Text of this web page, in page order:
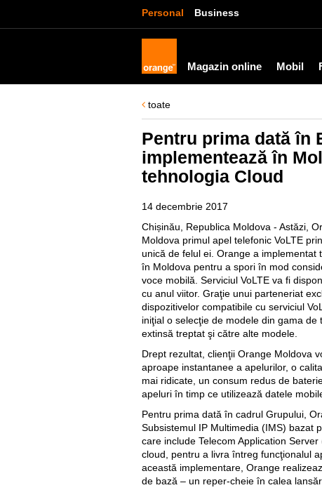
Personal Business
Magazin online Mobil
toate
Pentru prima dată în
implementează în
tehnologia Cloud
14 decembrie 2017
Chișinău, Republica Moldova - Astăzi,
Moldova primul apel telefonic VoLTE
unică de felul ei. Orange a implementat
în Moldova pentru a spori în mod
voce mobilă. Serviciul VoLTE va fi
cu anul viitor. Graţie unui parteneriat
dispozitivelor compatibile cu serviciul
iniţial o selecţie de modele din gama
extinsă treptat şi către alte modele.
Drept rezultat, clienţii Orange Moldova
aproape instantanee a apelurilor, o
mai ridicate, un consum redus de
apeluri în timp ce utilizează datele
Pentru prima dată în cadrul Grupului,
Subsistemul IP Multimedia (IMS) bazat
care include Telecom Application
cloud, pentru a livra întreg funcţionalul
această implementare, Orange
de bază – un reper-cheie în calea